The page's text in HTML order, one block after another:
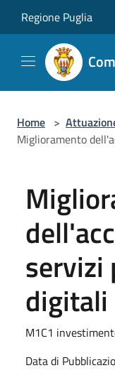
Regione Puglia
Home >
Miglioramento
servizi
digitali
M1C1
Data di